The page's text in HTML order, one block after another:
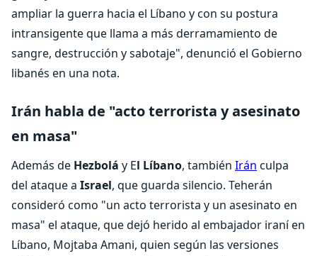
ampliar la guerra hacia el Líbano y con su postura
intransigente que llama a más derramamiento de
sangre, destrucción y sabotaje", denunció el Gobierno
libanés en una nota.
Irán habla de "acto terrorista y asesinato
en masa"
Además de Hezbolá y El Líbano, también Irán culpa
del ataque a Israel, que guarda silencio. Teherán
consideró como "un acto terrorista y un asesinato en
masa" el ataque, que dejó herido al embajador iraní en
Líbano, Mojtaba Amani, quien según las versiones